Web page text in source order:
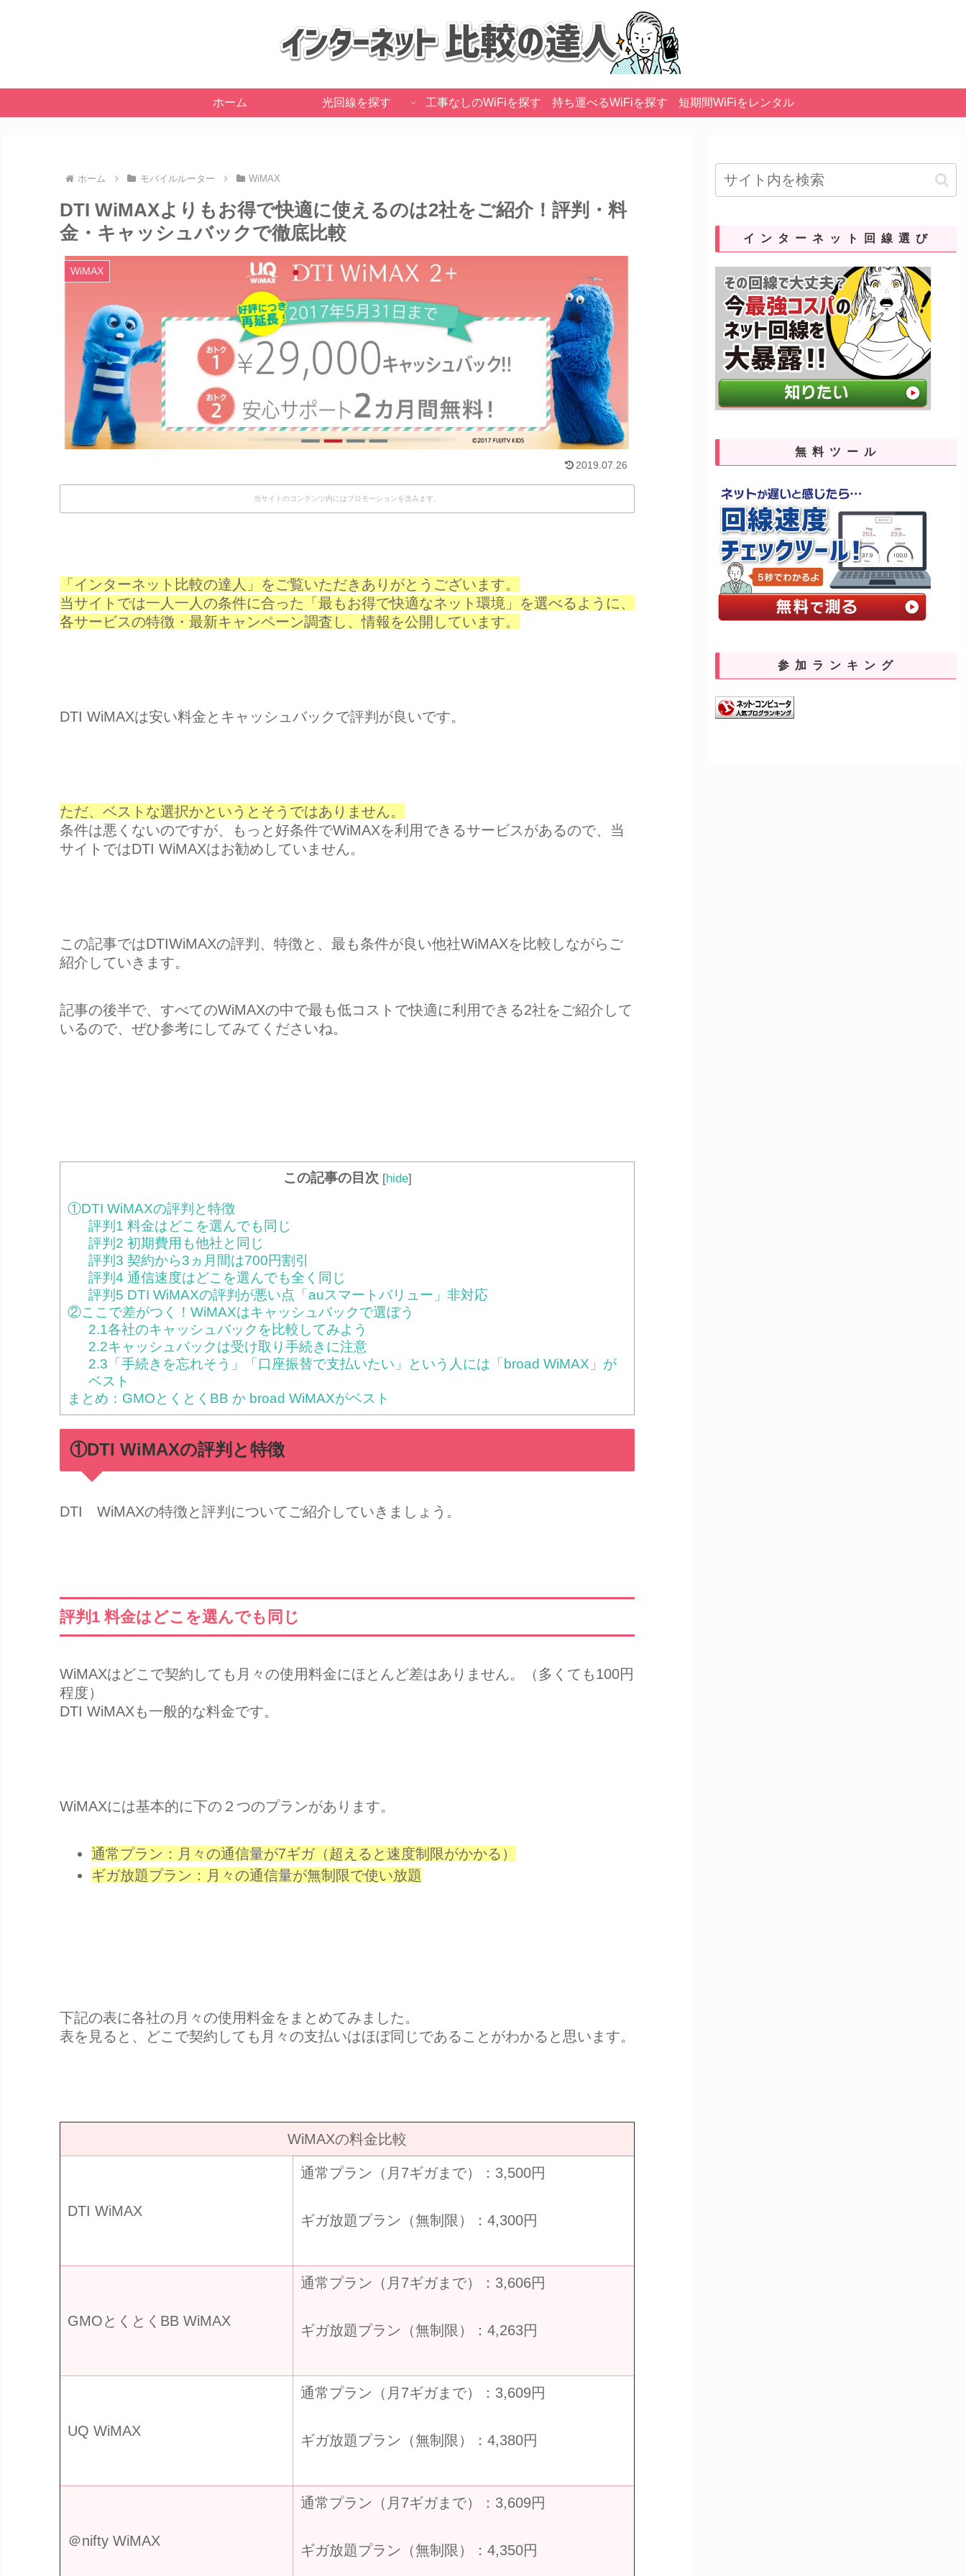
ホーム 光回線を探す 工事なしのWiFiを探す 持ち運べるWiFiを探す 短期間WiFiをレンタル
ホーム モバイルルーター WiMAX
DTI WiMAXよりもお得で快適に使えるのは2社をご紹介！評判・料
金・キャッシュバックで徹底比較
WiMAX
2019.07.26
当サイトのコンテンツ内にはプロモーションを含みます。
「インターネット比較の達人」をご覧いただきありがとうございます。
当サイトでは一人一人の条件に合った「最もお得で快適なネット環境」を選べるように、
各サービスの特徴・最新キャンペーン調査し、情報を公開しています。
DTI WiMAXは安い料金とキャッシュバックで評判が良いです。
ただ、ベストな選択かというとそうではありません。
条件は悪くないのですが、もっと好条件でWiMAXを利用できるサービスがあるので、当
サイトではDTI WiMAXはお勧めしていません。
この記事ではDTIWiMAXの評判、特徴と、最も条件が良い他社WiMAXを比較しながらご
紹介していきます。
記事の後半で、すべてのWiMAXの中で最も低コストで快適に利用できる2社をご紹介して
いるので、ぜひ参考にしてみてくださいね。
この記事の目次 [hide]
①DTI WiMAXの評判と特徴
評判1 料金はどこを選んでも同じ
評判2 初期費用も他社と同じ
評判3 契約から3ヵ月間は700円割引
評判4 通信速度はどこを選んでも全く同じ
評判5 DTI WiMAXの評判が悪い点「auスマートバリュー」非対応
②ここで差がつく！WiMAXはキャッシュバックで選ぼう
2.1各社のキャッシュバックを比較してみよう
2.2キャッシュバックは受け取り手続きに注意
2.3「手続きを忘れそう」「口座振替で支払いたい」という人には「broad WiMAX」が
ベスト
まとめ：GMOとくとくBB か broad WiMAXがベスト
①DTI WiMAXの評判と特徴
DTI WiMAXの特徴と評判についてご紹介していきましょう。
評判1 料金はどこを選んでも同じ
WiMAXはどこで契約しても月々の使用料金にほとんど差はありません。（多くても100円
程度）
DTI WiMAXも一般的な料金です。
WiMAXには基本的に下の２つのプランがあります。
通常プラン：月々の通信量が7ギガ（超えると速度制限がかかる）
ギガ放題プラン：月々の通信量が無制限で使い放題
下記の表に各社の月々の使用料金をまとめてみました。
表を見ると、どこで契約しても月々の支払いはほぼ同じであることがわかると思います。
WiMAXの料金比較
DTI WiMAX
通常プラン（月7ギガまで）：3,500円
ギガ放題プラン（無制限）：4,300円
GMOとくとくBB WiMAX
通常プラン（月7ギガまで）：3,606円
ギガ放題プラン（無制限）：4,263円
UQ WiMAX
通常プラン（月7ギガまで）：3,609円
ギガ放題プラン（無制限）：4,380円
＠nifty WiMAX
通常プラン（月7ギガまで）：3,609円
ギガ放題プラン（無制限）：4,350円
インターネット回線選び
無料ツール
参加ランキング